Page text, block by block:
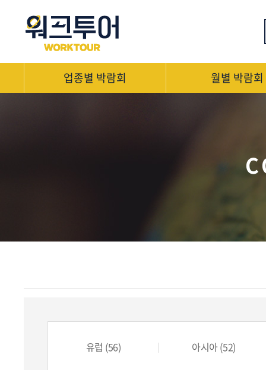
업종별 박람회 월별 박람회
유럽 (56) 아시아(52)